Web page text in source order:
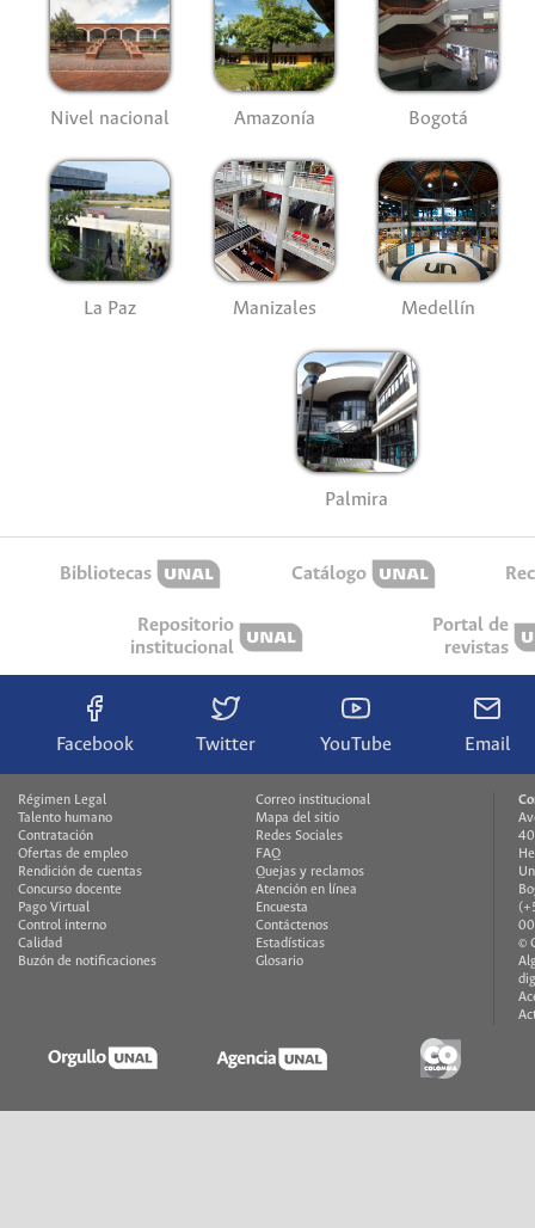
Nivel nacional Amazonía Bogotá
La Paz Manizales Medellín
Palmira
Bibliotecas Catálogo
Repositorio
institucional
Portal de
revistas
Facebook Twitter YouTube Email
Régimen Legal
Talento humano
Contratación
Ofertas de empleo
Rendición de cuentas
Concurso docente
Pago Virtual
Control interno
Calidad
Buzón de notificaciones
Correo institucional
Mapa del sitio
Redes Sociales
FAQ
Quejas y reclamos
Atención en línea
Encuesta
Contáctenos
Estadísticas
Glosario
©